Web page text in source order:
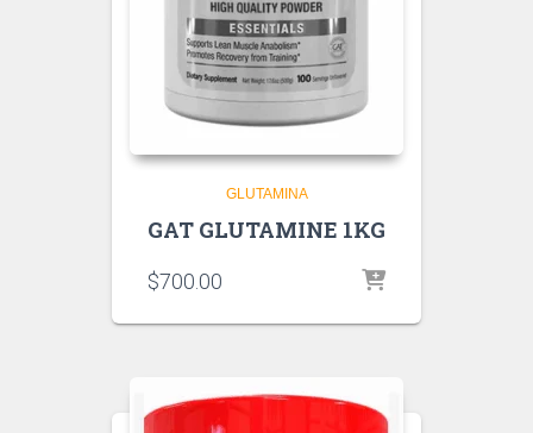
GLUTAMINA
GAT GLUTAMINE 1KG
$700.00